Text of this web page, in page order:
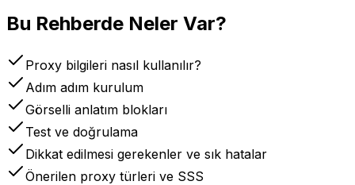
Bu Rehberde Neler Var?
Proxy bilgileri nasıl kullanılır?
Adım adım kurulum
Görselli anlatım blokları
Test ve doğrulama
Dikkat edilmesi gerekenler ve sık hatalar
Önerilen proxy türleri ve SSS